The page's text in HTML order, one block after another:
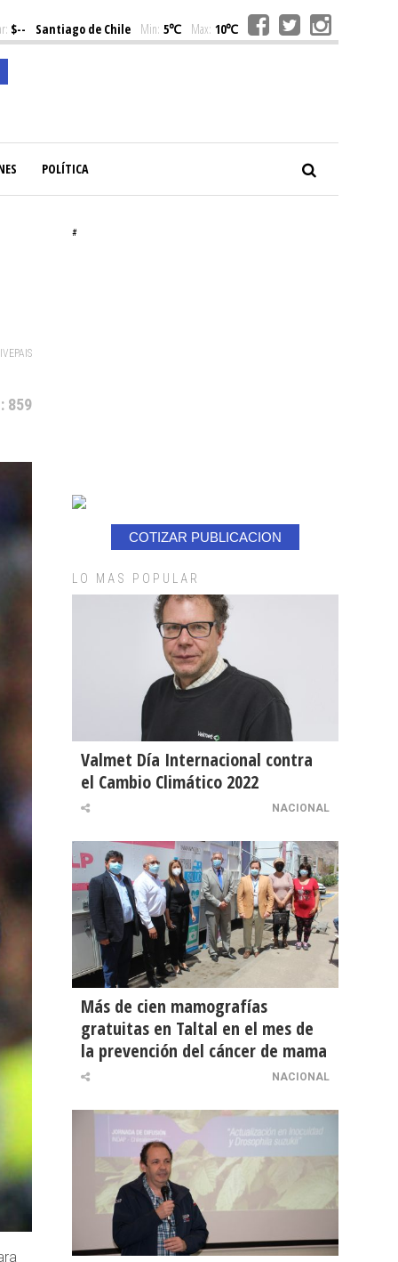
$-- Santiago de Chile Min: 5℃ Max: 10℃
POLÍTICA
859
#
COTIZAR PUBLICACION
LO MAS POPULAR
Valmet Día Internacional contra
el Cambio Climático 2022
NACIONAL
Más de cien mamografías
gratuitas en Taltal en el mes de
la prevención del cáncer de mama
NACIONAL